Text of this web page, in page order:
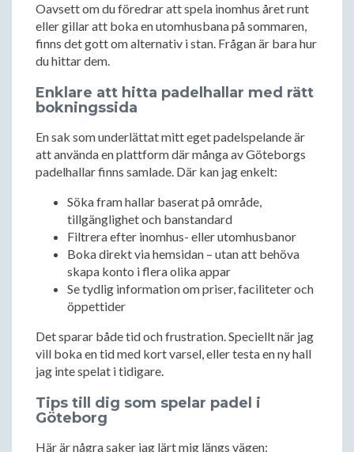
Oavsett om du föredrar att spela inomhus året runt
eller gillar att boka en utomhusbana på sommaren,
finns det gott om alternativ i stan. Frågan är bara hur
du hittar dem.
Enklare att hitta padelhallar med rätt
bokningssida
En sak som underlättat mitt eget padelspelande är
att använda en plattform där många av Göteborgs
padelhallar finns samlade. Där kan jag enkelt:
Söka fram hallar baserat på område,
tillgänglighet och banstandard
Filtrera efter inomhus- eller utomhusbanor
Boka direkt via hemsidan – utan att behöva
skapa konto i flera olika appar
Se tydlig information om priser, faciliteter och
öppettider
Det sparar både tid och frustration. Speciellt när jag
vill boka en tid med kort varsel, eller testa en ny hall
jag inte spelat i tidigare.
Tips till dig som spelar padel i
Göteborg
Här är några saker jag lärt mig längs vägen: